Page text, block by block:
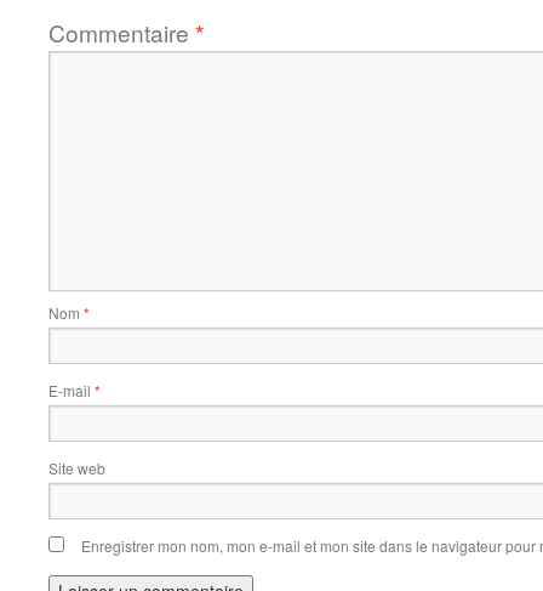
Commentaire *
Nom *
E-mail *
Site web
Enregistrer mon nom, mon e-mail et mon site dans le navigateur